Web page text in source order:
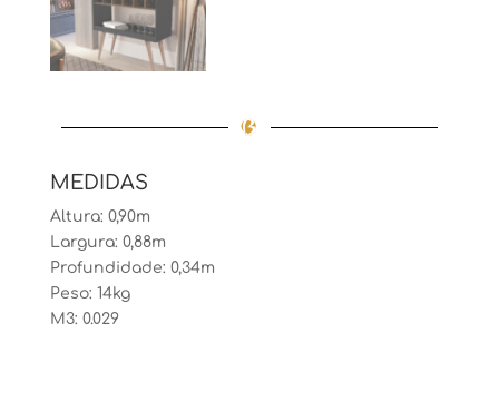
MEDIDAS
Altura: 0,90m
Largura: 0,88m
Profundidade: 0,34m
Peso: 14kg
M3: 0.029